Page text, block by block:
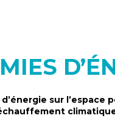
sur